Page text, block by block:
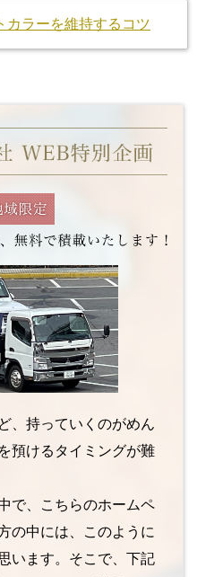
カラーを維持するコツ
、持っていくのがめん
預けるタイミングが難
で、こちらのホームペ
の中には、このように
います。そこで、下記